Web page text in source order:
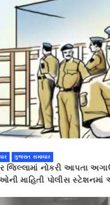
ગુજરાત સમાચાર
જિલ્લામાં નોકરી આપતા
માહિતી પોલીસ